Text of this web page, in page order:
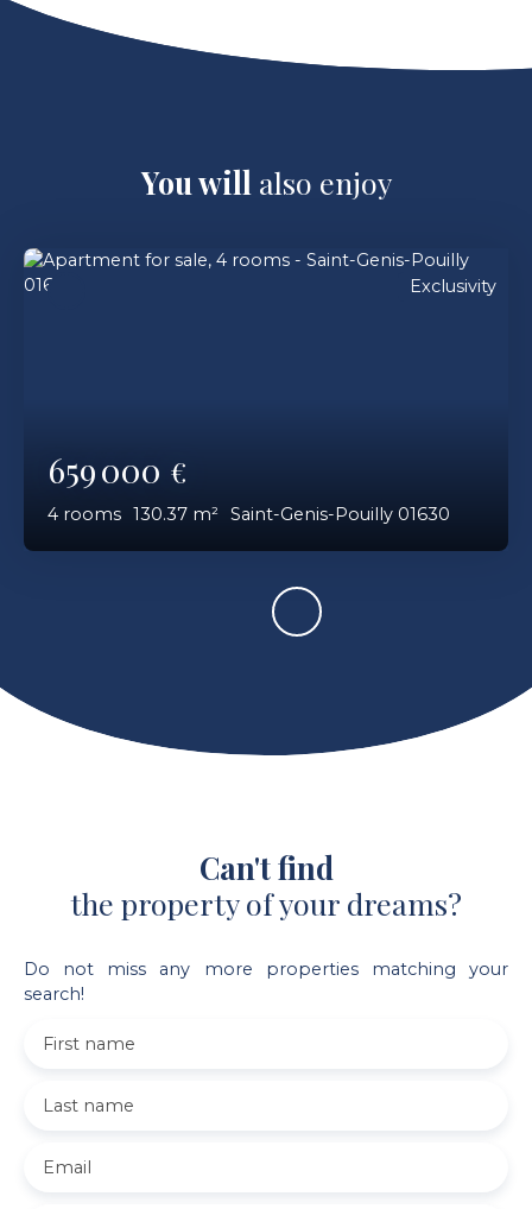
You will also enjoy
659 000 €
4 rooms 130.37 m² Saint-Genis-Pouilly 01630
Exclusivity
Can't find
the property of your dreams?
Do not miss any more properties matching your
search!
First name
Last name
Email